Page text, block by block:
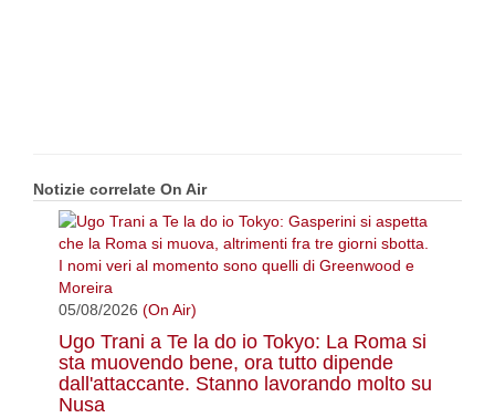
Notizie correlate On Air
05/08/2026 (On Air)
Ugo Trani a Te la do io Tokyo: La Roma si
sta muovendo bene, ora tutto dipende
dall'attaccante. Stanno lavorando molto su
Nusa